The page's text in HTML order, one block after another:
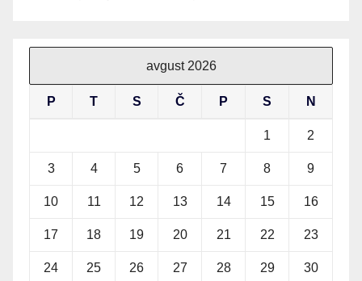
avgust 2026
P T S Č P S N
1 2
3 4 5 6 7 8 9
10 11 12 13 14 15 16
17 18 19 20 21 22 23
24 25 26 27 28 29 30